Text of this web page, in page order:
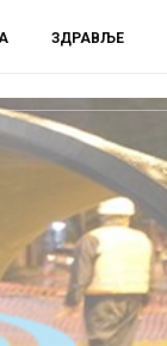
ЗДРАВЉЕ